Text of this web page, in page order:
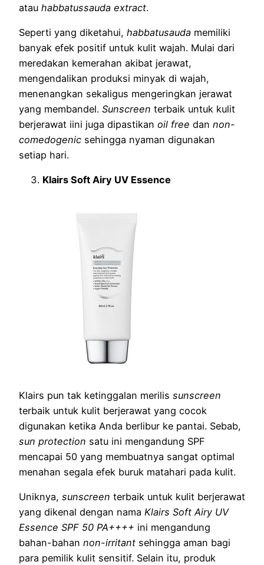
atau habbatussauda extract.
Seperti yang diketahui, habbatusauda memiliki
banyak efek positif untuk kulit wajah. Mulai dari
meredakan kemerahan akibat jerawat,
mengendalikan produksi minyak di wajah,
menenangkan sekaligus mengeringkan jerawat
yang membandel. Sunscreen terbaik untuk kulit
berjerawat iini juga dipastikan oil free dan non-
comedogenic sehingga nyaman digunakan
setiap hari.
Klairs Soft Airy UV Essence
Klairs pun tak ketinggalan merilis sunscreen
terbaik untuk kulit berjerawat yang cocok
digunakan ketika Anda berlibur ke pantai. Sebab,
sun protection satu ini mengandung SPF
mencapai 50 yang membuatnya sangat optimal
menahan segala efek buruk matahari pada kulit.
Uniknya, sunscreen terbaik untuk kulit berjerawat
yang dikenal dengan nama Klairs Soft Airy UV
Essence SPF 50 PA++++ ini mengandung
bahan-bahan non-irritant sehingga aman bagi
para pemilik kulit sensitif. Selain itu, produk